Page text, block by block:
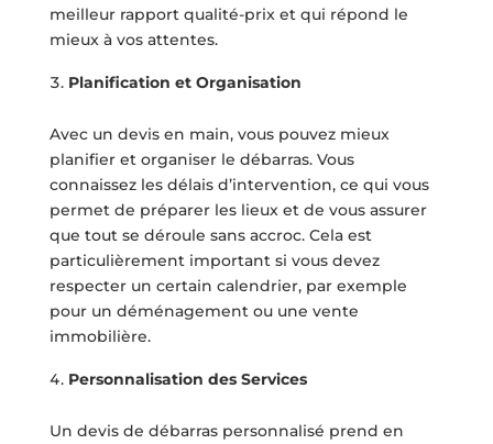
meilleur rapport qualité-prix et qui répond le
mieux à vos attentes.
Planification et Organisation
Avec un devis en main, vous pouvez mieux
planifier et organiser le débarras. Vous
connaissez les délais d’intervention, ce qui vous
permet de préparer les lieux et de vous assurer
que tout se déroule sans accroc. Cela est
particulièrement important si vous devez
respecter un certain calendrier, par exemple
pour un déménagement ou une vente
immobilière.
Personnalisation des Services
Un devis de débarras personnalisé prend en